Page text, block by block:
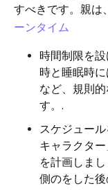
すべきです。親は
ーンタイム
時間制限を
時と睡眠時
など、規則
す。.
スケジュー
キャラクタ
を計画しま
側のをした後